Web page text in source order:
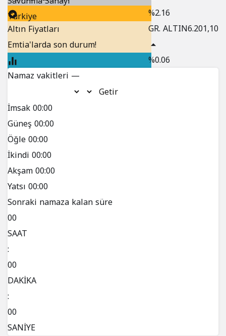
Altın Fiyatları
Emtia'larda son durum!
Puan Durumu
Nöbetçi Eczaneler
Hızlı Erişim
Son Depremler
Kripto Paralar
Kripto para piyasalarında son durum!
Hava Durumu
Maç Merkezi
Gazeteler
Günün gazete manşetlerini inceleyin.
Türkiye
ilan etti!
%2.16
GR. ALTIN6.201,10
%0.06
Namaz vakitleri —
Getir
İmsak00:00
Güneş00:00
Öğle00:00
İkindi00:00
Akşam00:00
Yatsı00:00
Sonraki namaza kalan süre
00
SAAT
:
00
DAKİKA
:
00
SANİYE